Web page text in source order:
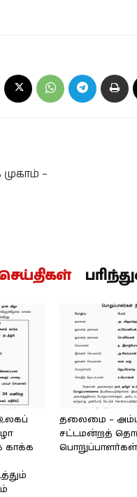
–
காக்க
தலைமை –
சட்டமன்றத்